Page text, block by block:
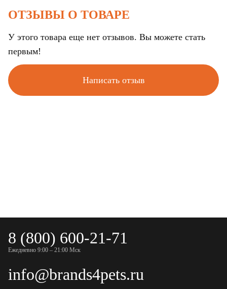
ОТЗЫВЫ О ТОВАРЕ
У этого товара еще нет отзывов. Вы можете стать
первым!
Написать отзыв
8 (800) 600-21-71
Ежедневно 9:00 – 21:00 Мск
info@brands4pets.ru